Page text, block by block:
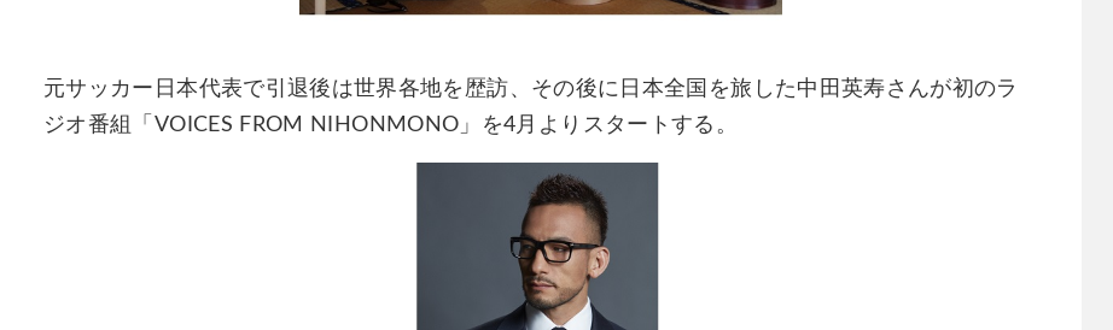
元サッカー日本代表で引退後は世界各地を歴訪、その後に日本全国を旅した中田英寿さんが初のラ
ジオ番組「VOICES FROM NIHONMONO」を4月よりスタートする。